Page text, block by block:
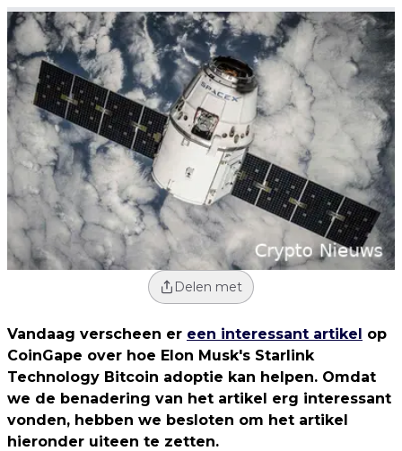
Delen met
Vandaag verscheen er een interessant artikel op
CoinGape over hoe Elon Musk's Starlink
Technology Bitcoin adoptie kan helpen. Omdat
we de benadering van het artikel erg interessant
vonden, hebben we besloten om het artikel
hieronder uiteen te zetten.